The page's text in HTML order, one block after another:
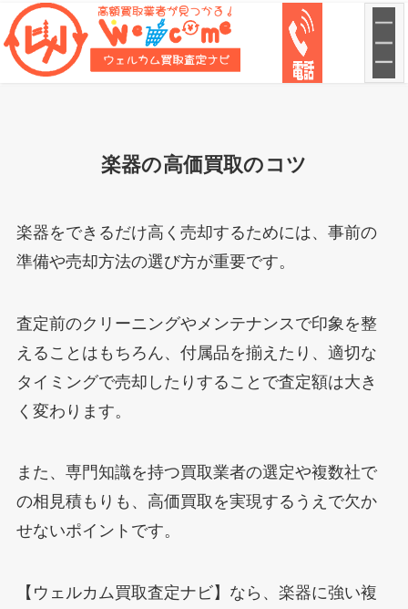
楽器の高価買取のコツ
楽器をできるだけ高く売却するためには、事前の
準備や売却方法の選び方が重要です。
査定前のクリーニングやメンテナンスで印象を整
えることはもちろん、付属品を揃えたり、適切な
タイミングで売却したりすることで査定額は大き
く変わります。
また、専門知識を持つ買取業者の選定や複数社で
の相見積もりも、高価買取を実現するうえで欠か
せないポイントです。
【ウェルカム買取査定ナビ】なら、楽器に強い複